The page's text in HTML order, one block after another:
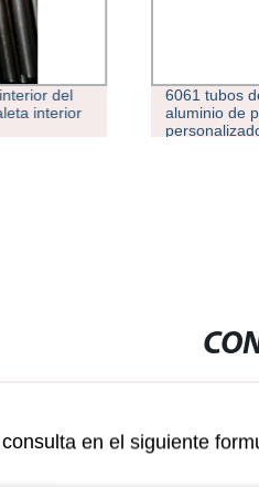
del
interior
6061 tubos
aluminio de
en el siguiente